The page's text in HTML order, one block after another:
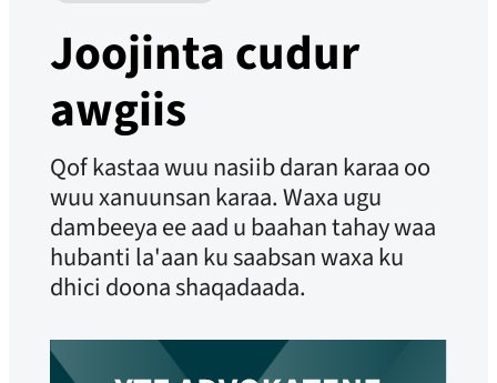
Joojinta cudur
awgiis
Qof kastaa wuu nasiib daran karaa oo
wuu xanuunsan karaa. Waxa ugu
dambeeya ee aad u baahan tahay waa
hubanti la'aan ku saabsan waxa ku
dhici doona shaqadaada.